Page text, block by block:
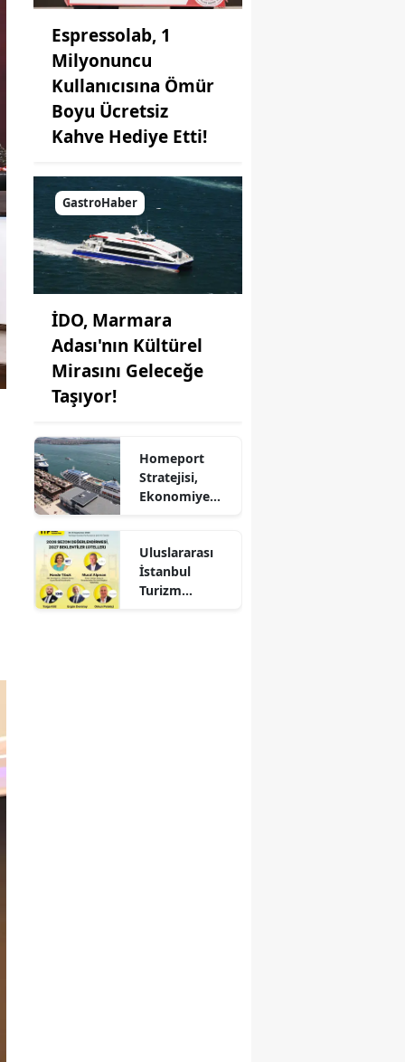
Espressolab, 1
Milyonuncu
Kullanıcısına Ömür
Boyu Ücretsiz
Kahve Hediye Etti!
GastroHaber
İDO, Marmara
Adası'nın Kültürel
Mirasını Geleceğe
Taşıyor!
Homeport
Stratejisi,
Ekonomiye
Sağlıyor!
Uluslararası
İstanbul
Turizm